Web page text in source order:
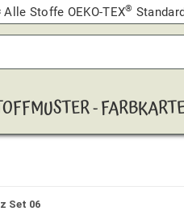
Alle Stoffe OEKO-TEX®
-
Set 06